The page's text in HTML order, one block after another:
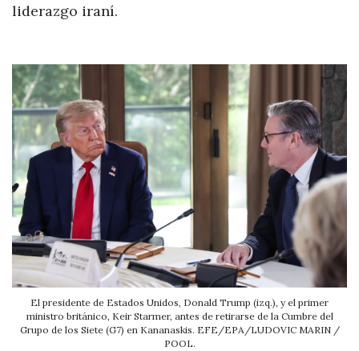
liderazgo iraní.
El presidente de Estados Unidos, Donald Trump (izq.), y el primer
ministro británico, Keir Starmer, antes de retirarse de la Cumbre del
Grupo de los Siete (G7) en Kananaskis. EFE/EPA/LUDOVIC MARIN /
POOL.